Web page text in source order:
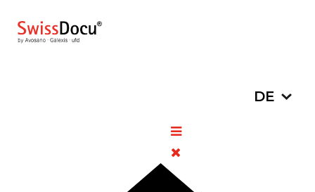
DE
Covid-19: Ab kommender
Woche Impfung auffrischen
Allgemeine
Informationen